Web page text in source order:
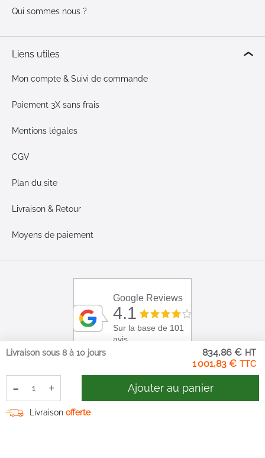
1 001,83 €
834,86 €
Livraison sous 8 à 10 jours
- + Ajouter au panier
Livraison offerte
Qui sommes nous ?
Liens utiles
Mon compte & Suivi de commande
Paiement 3X sans frais
Mentions légales
CGV
Plan du site
Livraison & Retour
Moyens de paiement
Google Reviews
4.1
Sur la base de 101
avis